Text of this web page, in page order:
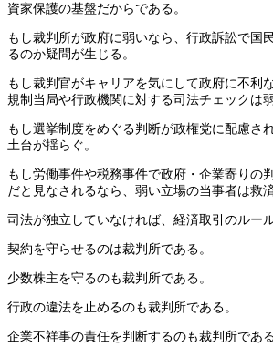
資家保護の基盤だからである。
もし裁判所が政府に弱いなら、行政訴訟で国
るのか疑問が生じる。
もし裁判官がキャリアを気にして政府に不利
規制当局や行政機関に対する司法チェックは
もし選挙制度をめぐる判断が政権党に配慮さ
土台が揺らぐ。
もし労働事件や税務事件で政府・企業寄りの
だと見なされるなら、弱い立場の当事者は救
司法が独立していなければ、経済取引のルー
契約を守らせるのは裁判所である。
少数株主を守るのも裁判所である。
行政の違法を止めるのも裁判所である。
企業不祥事の責任を判断するのも裁判所である